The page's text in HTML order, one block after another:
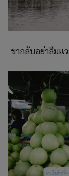
ขากลับอย่าลืมแ